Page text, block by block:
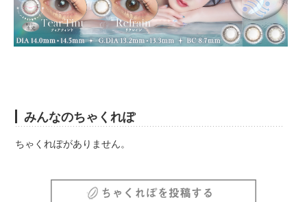
みんなのちゃくれぽ
ちゃくれぽがありません。